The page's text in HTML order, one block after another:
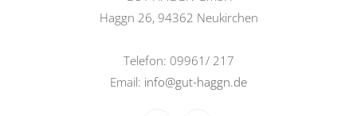
Haggn 26, 94362 Neukirchen
Telefon: 09961/ 217
Email: info@gut-haggn.de